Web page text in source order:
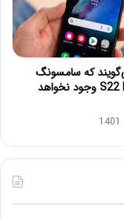
که سامسونگ
گلکسی S22 FE وجود نخواهد